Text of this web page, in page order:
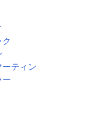
ーティン
ー